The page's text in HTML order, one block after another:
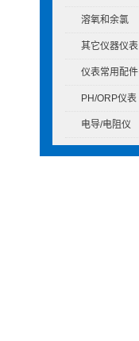
溶氧和余氯
其它仪器仪表
仪表常用配件
PH/ORP仪表
电导/电阻仪